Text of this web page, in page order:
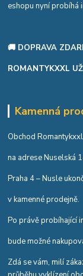
eshopu nyní probíhá
🚚 DOPRAVA
ROMANTYKXXL
Kamenná
Obchod Romantykxxl
na adrese Nuselská
Praha 4 – Nusle
v kamenné prodejně.
Po právě probíhající
bude možné
Zdá se vám, milí